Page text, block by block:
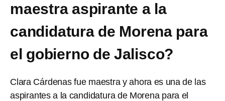
maestra aspirante a la
candidatura de Morena para
el gobierno de Jalisco?
Clara Cárdenas fue maestra y ahora es una de las
aspirantes a la candidatura de Morena para el